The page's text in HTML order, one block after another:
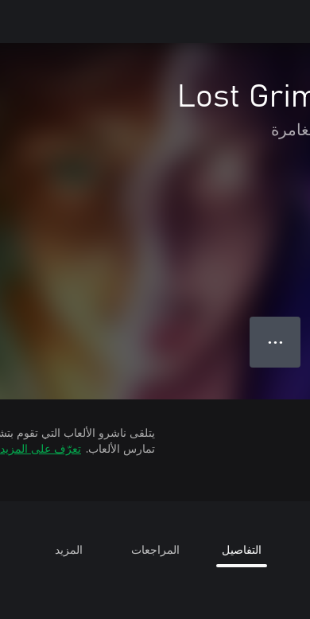
Lost
● ● ●
تمارس الألعاب. تعرّف على المزيد
التفاصيل المراجعات المزيد